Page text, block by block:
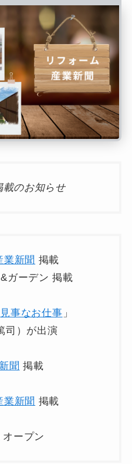
載のお知らせ
業新聞 掲載
ガーデン 掲載
見事なお仕事 」
司）が出演
聞 掲載
業新聞 掲載
オープン